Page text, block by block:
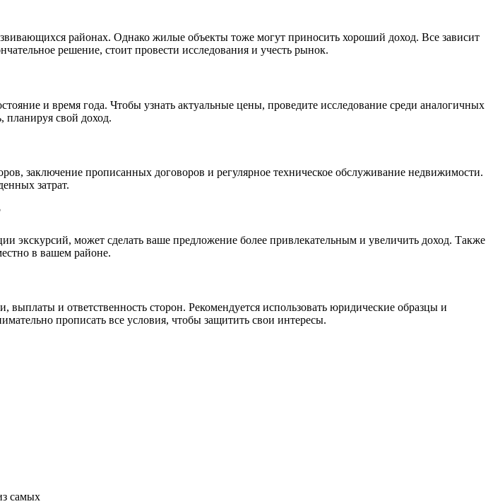
районах. Однако жилые объекты тоже могут приносить хороший доход. Все зависит
решение, стоит провести исследования и учесть рынок.
и время года. Чтобы узнать актуальные цены, проведите исследование среди аналогичных
планируя свой доход.
заключение прописанных договоров и регулярное техническое обслуживание недвижимости.
затрат.
экскурсий, может сделать ваше предложение более привлекательным и увеличить доход. Также
в вашем районе.
и ответственность сторон. Рекомендуется использовать юридические образцы и
прописать все условия, чтобы защитить свои интересы.
самых